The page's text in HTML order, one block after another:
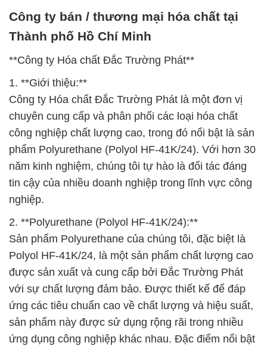
Công ty bán / thương mại hóa chất tại
Thành phố Hồ Chí Minh
**Công ty Hóa chất Đắc Trường Phát**
1. **Giới thiệu:**
Công ty Hóa chất Đắc Trường Phát là một đơn vị
chuyên cung cấp và phân phối các loại hóa chất
công nghiệp chất lượng cao, trong đó nổi bật là sản
phẩm Polyurethane (Polyol HF-41K/24). Với hơn 30
năm kinh nghiệm, chúng tôi tự hào là đối tác đáng
tin cậy của nhiều doanh nghiệp trong lĩnh vực công
nghiệp.
2. **Polyurethane (Polyol HF-41K/24):**
Sản phẩm Polyurethane của chúng tôi, đặc biệt là
Polyol HF-41K/24, là một sản phẩm chất lượng cao
được sản xuất và cung cấp bởi Đắc Trường Phát
với sự chất lượng đảm bảo. Được thiết kế để đáp
ứng các tiêu chuẩn cao về chất lượng và hiệu suất,
sản phẩm này được sử dụng rộng rãi trong nhiều
ứng dụng công nghiệp khác nhau. Đặc điểm nổi bật